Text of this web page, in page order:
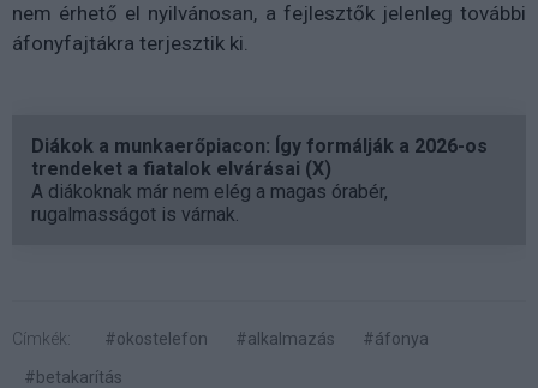
nem érhető el nyilvánosan, a fejlesztők jelenleg további
áfonyfajtákra terjesztik ki.
Diákok a munkaerőpiacon: Így formálják a 2026-os
trendeket a fiatalok elvárásai (X)
A diákoknak már nem elég a magas órabér,
rugalmasságot is várnak.
Címkék: #okostelefon #alkalmazás
#áfonya
#betakarítás